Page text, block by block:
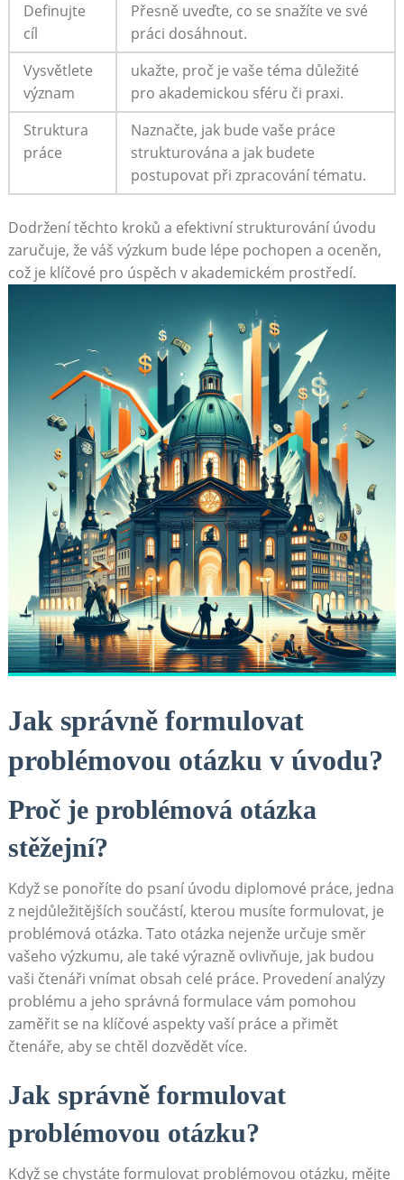
Definujte
cíl
Přesně uveďte, co se snažíte ve ⁤své
práci⁣ dosáhnout.
Vysvětlete
význam
ukažte, ‌proč je vaše‍ téma důležité
pro akademickou sféru či praxi.
Struktura
‌práce
Naznačte, jak bude⁣ vaše práce‌
strukturována a jak‌ budete
postupovat ‌při zpracování ⁤tématu.
Dodržení těchto kroků ‍a⁣ efektivní ⁢strukturování úvodu
zaručuje, že váš výzkum⁢ bude ⁤lépe pochopen⁢ a oceněn,
což je klíčové pro úspěch v akademickém prostředí.
Jak správně formulovat
problémovou otázku v úvodu?
Proč je problémová otázka
stěžejní?
Když se ponoříte do ⁤psaní úvodu ‍diplomové‌ práce, jedna
‌z nejdůležitějších součástí, kterou musíte formulovat, je
problémová ​otázka. Tato otázka nejenže určuje směr
vašeho výzkumu, ale také výrazně ovlivňuje, jak ⁤budou
‌vaši čtenáři ⁣vnímat obsah celé práce. Provedení analýzy​
problému ⁢a jeho​ správná formulace vám pomohou⁣
zaměřit⁤ se na klíčové aspekty vaší práce a přimět
čtenáře, ⁢aby se‍ chtěl dozvědět více.
Jak správně formulovat
problémovou otázku?
Když se chystáte formulovat problémovou otázku, mějte